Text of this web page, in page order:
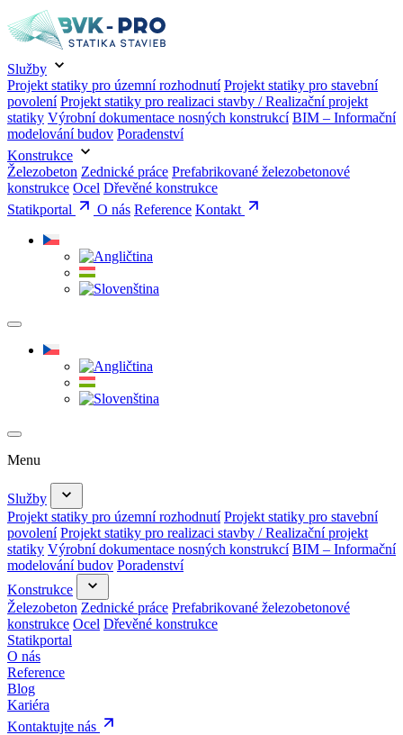
Služby
Projekt statiky pro územní rozhodnutí Projekt statiky pro stavební
povolení Projekt statiky pro realizaci stavby / Realizační projekt
statiky Výrobní dokumentace nosných konstrukcí BIM – Informační
modelování budov Poradenství
Konstrukce
Železobeton Zednické práce Prefabrikované železobetonové
konstrukce Ocel Dřevěné konstrukce
Statikportal
O nás Reference Kontakt
Menu
Služby
Projekt statiky pro územní rozhodnutí Projekt statiky pro stavební
povolení Projekt statiky pro realizaci stavby / Realizační projekt
statiky Výrobní dokumentace nosných konstrukcí BIM – Informační
modelování budov Poradenství
Konstrukce
Železobeton Zednické práce Prefabrikované železobetonové
konstrukce Ocel Dřevěné konstrukce
Statikportal
O nás
Reference
Blog
Kariéra
Kontaktujte nás